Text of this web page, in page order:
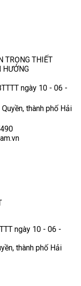
TRỌNG THIẾT
HƯỞNG
ngày 10 - 06 -
thành phố Hải
ngày 10 - 06 -
thành phố Hải